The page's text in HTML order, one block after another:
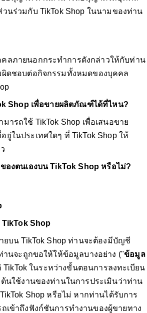
นร่วมกับ TikTok Shop ในนามของท่าน
ลภายนอกกระทำการดังกล่าวให้กับท่าน
ดชอบต่อกิจกรรมทั้งหมดของบุคคล
Shop เพื่อขายผลิตภัณฑ์ได้ที่ไหน?
ารถใช้ TikTok Shop เพื่อเสนอขาย
ในประเทศใดๆ ที่ TikTok Shop ให้
งตนเองบน TikTok Shop หรือไม่?
Shop
ยบน TikTok Shop ท่านจะต้องมีบัญชี
านจะถูกขอให้ให้ข้อมูลบางอย่าง ("ข้อมูล
TikTok ในระหว่างขั้นตอนการลงทะเบียน
ต้นใช้งานของท่านในการประเมินว่าท่าน
Shop หรือไม่ หากท่านได้รับการ
เข้าถึงฟังก์ชันการทำงานของผู้ขายทาง